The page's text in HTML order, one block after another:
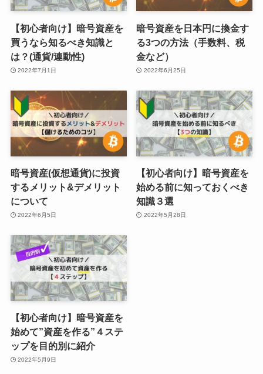
【初心者向け】暗号資産を
買うなら知るべき知識と
は？(通貨/連動性)
2022年7月1日
暗号資産を日本円に換金す
る3つの方法（手数料、税
金など）
2022年6月25日
暗号資産(仮想通貨)に投資
するメリット&デメリット
について
2022年6月5日
【初心者向け】暗号資産を
始める前に知っておくべき
知識３選
2022年5月28日
【初心者向け】暗号資産を
始めて”資産を作る”４ステ
ップを目的別に紹介
2022年5月9日